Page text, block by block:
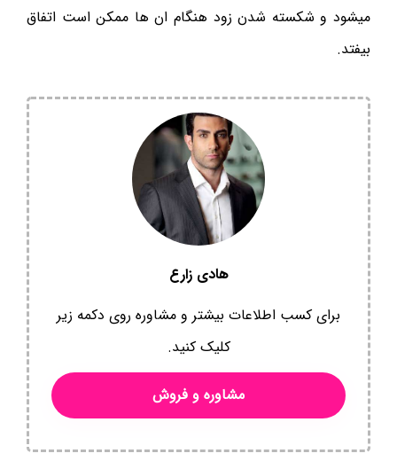
میشود و شکسته شدن زود هنگام ان ها ممکن است اتفاق
بیفتد.
هادی زارع
برای کسب اطلاعات بیشتر و مشاوره روی دکمه زیر
کلیک کنید.
مشاوره و فروش